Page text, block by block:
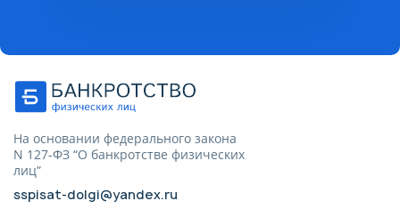
На основании федерального закона
N 127-ФЗ “О банкротстве физических
лиц”
sspisat-dolgi@yandex.ru